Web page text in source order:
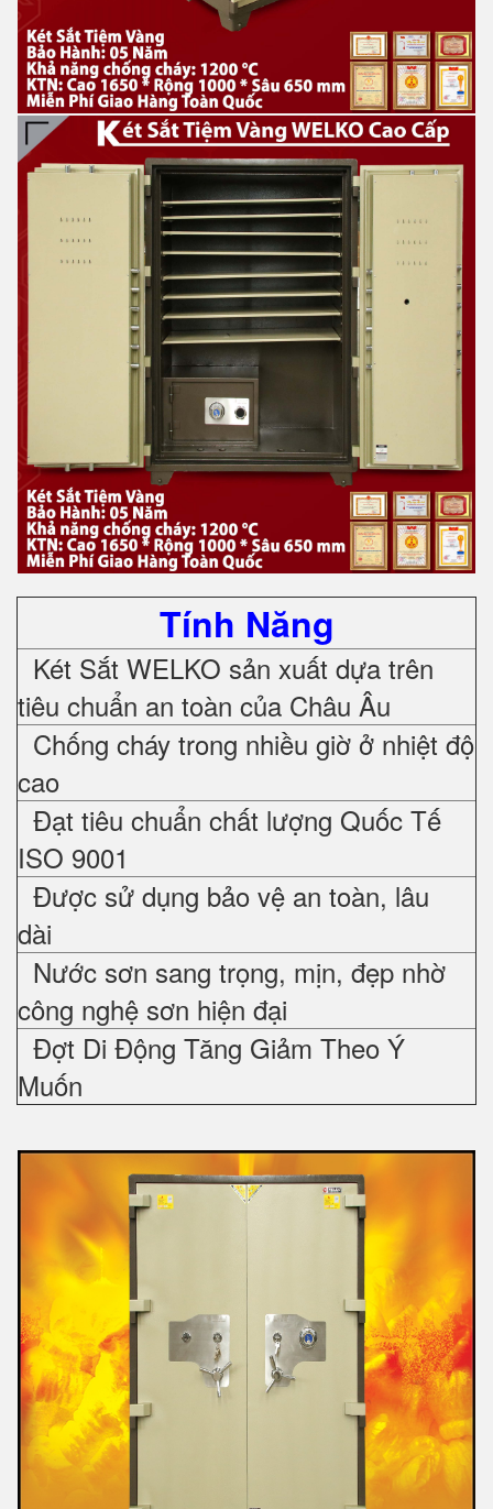
Tính Năng
Két Sắt WELKO sản xuất dựa trên
tiêu chuẩn an toàn của Châu Âu
Chống cháy trong nhiều giờ ở nhiệt độ
cao
Đạt tiêu chuẩn chất lượng Quốc Tế
ISO 9001
Được sử dụng bảo vệ an toàn, lâu
dài
Nước sơn sang trọng, mịn, đẹp nhờ
công nghệ sơn hiện đại
Đợt Di Động Tăng Giảm Theo Ý
Muốn